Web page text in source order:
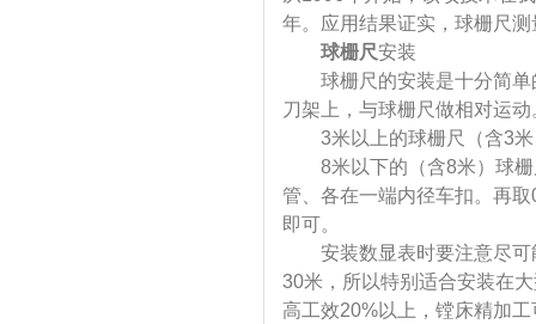
年。应用结果证实，球栅尺
球栅尺安装
球栅尺的安装是十分简单
刀架上，与球栅尺做相对运
3米以上的球栅尺（含3米
8米以下的（含8米）球栅
管、各在一端内径车扣。再
即可。
安装数显表时要注意尽可
30米，所以特别适合安装在
高工效20%以上，镗床精加